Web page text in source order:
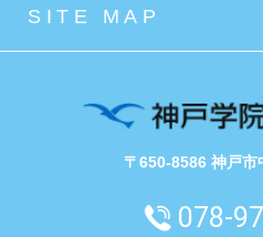
〒650-8586 神戸市
078-